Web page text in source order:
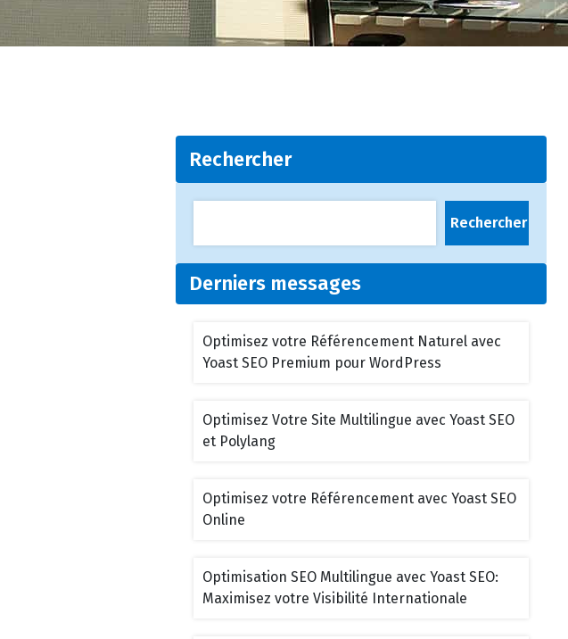
Rechercher
Rechercher
Derniers messages
Optimisez votre Référencement Naturel avec
Yoast SEO Premium pour WordPress
Optimisez Votre Site Multilingue avec Yoast SEO
et Polylang
Optimisez votre Référencement avec Yoast SEO
Online
Optimisation SEO Multilingue avec Yoast SEO:
Maximisez votre Visibilité Internationale